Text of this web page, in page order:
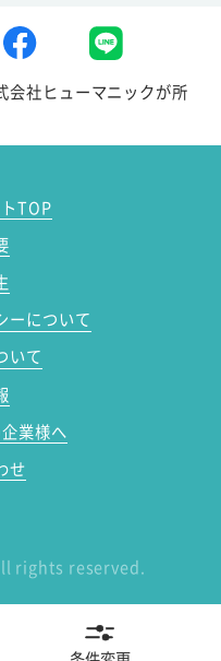
会社ヒューマニックが所
TOP
ーについて
いて
業様へ
せ
rights reserved.